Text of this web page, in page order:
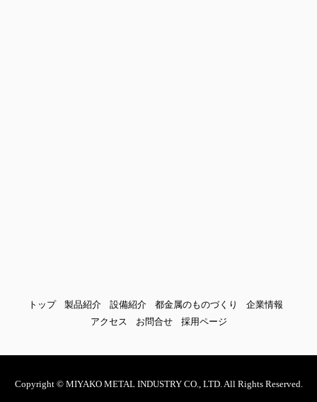
トップ 製品紹介 設備紹介 都金属のものづくり
企業情報
アクセス
お問合せ 採用ページ
Copyright © MIYAKO METAL INDUSTRY CO., LTD. All Rights Reserved.